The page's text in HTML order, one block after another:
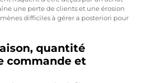
une perte de clients et une érosion
difficiles à gérer a posteriori pour
quantité
commande et